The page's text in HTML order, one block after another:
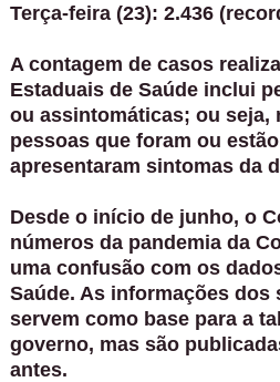
Terça-feira (23): 2.436
A contagem de casos
Estaduais de Saúde inclui
ou assintomáticas; ou seja,
pessoas que foram ou
apresentaram sintomas da
Desde o início de junho, o
números da pandemia da
uma confusão com os
Saúde. As informações dos
servem como base para a
governo, mas são
antes.